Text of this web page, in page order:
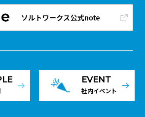
EVENT
社内イベント